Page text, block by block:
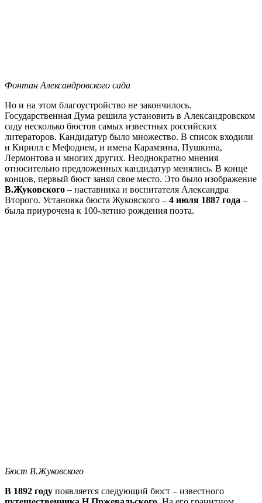
Фонтан Александровского сада
Но и на этом благоустройство не закончилось.
Государственная Дума решила установить в Александровском
саду несколько бюстов самых известных российских
литераторов. Кандидатур было множество. В список входили
и Кирилл с Мефодием, и имена Карамзина, Пушкина,
Лермонтова и многих других. Неоднократно мнения
относительно предложенных кандидатур менялись. В конце
концов, первый бюст занял свое место. Это было изображение
В.Жуковского – наставника и воспитателя Александра
Второго. Установка бюста Жуковского – 4 июля 1887 года –
была приурочена к 100-летию рождения поэта.
Бюст В.Жуковского
В 1892 году появляется следующий бюст – известного